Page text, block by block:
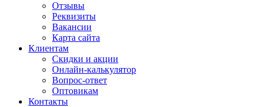
Отзывы
Реквизиты
Вакансии
Карта сайта
Клиентам
Скидки и акции
Онлайн-калькулятор
Вопрос-ответ
Оптовикам
Контакты